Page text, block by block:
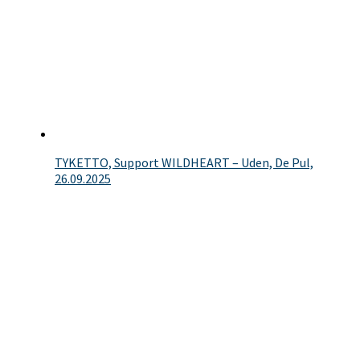
TYKETTO, Support WILDHEART – Uden, De Pul,
26.09.2025